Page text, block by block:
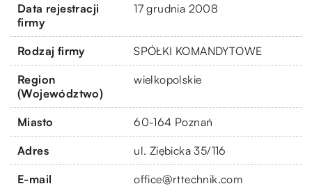
Data rejestracji
firmy
17 grudnia 2008
Rodzaj firmy SPÓŁKI KOMANDYTOWE
Region
(Województwo)
wielkopolskie
Miasto 60-164 Poznań
Adres ul. Ziębicka 35/116
E-mail office@rttechnik.com